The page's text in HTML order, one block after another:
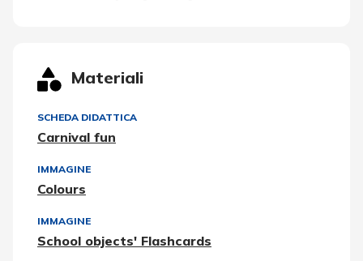
Materiali
SCHEDA DIDATTICA
Carnival fun
IMMAGINE
Colours
IMMAGINE
School objects' Flashcards